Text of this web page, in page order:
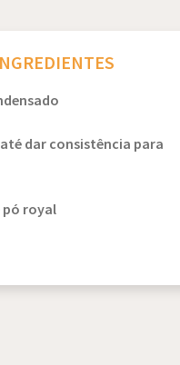
dar consistência para
pó royal